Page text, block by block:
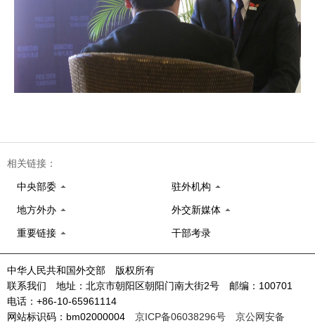
相关链接：
中央部委 驻外机构
地方外办 外交新媒体
重要链接 干部考录
中华人民共和国外交部 版权所有
联系我们 地址：北京市朝阳区朝阳门南大街2号 邮编：100701
电话：+86-10-65961114
网站标识码：bm02000004 京ICP备06038296号 京公网安备